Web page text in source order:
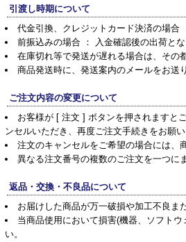
引渡し時期について
代金引換、クレジットカード決済の場合
前振込みの場合 ： 入金確認後の出荷とな
在庫切れ等で発送が遅れる場合は、その
商品発送時に、発送案内のメールをお送
ご注文内容の変更について
お客様が [ 注文 ] ボタンを押されますと
ンセルいただき、再度ご注文手続きをお願い
注文のキャンセルをご希望の場合には
異なる注文番号の複数のご注文を一つに
返品・交換・不良品について
お届けした商品が万一破損や加工不良ま
当商品使用において損害(機器、ソフト
い。